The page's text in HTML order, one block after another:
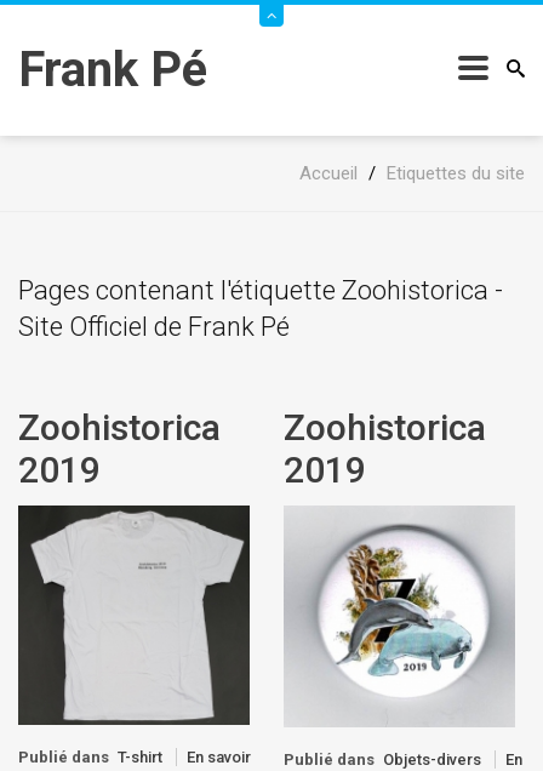
Frank Pé
Accueil / Etiquettes du site
Pages contenant l'étiquette Zoohistorica -
Site Officiel de Frank Pé
Zoohistorica
2019
Publié dans T-shirt
En savoir
Zoohistorica
2019
Publié dans Objets-divers
En